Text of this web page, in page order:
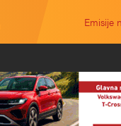
Emisije